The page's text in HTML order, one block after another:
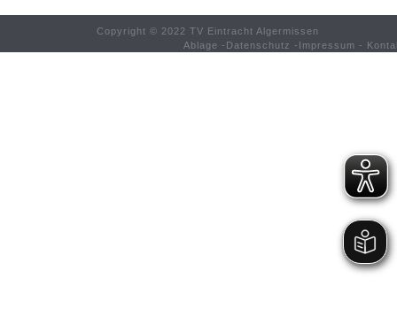
Copyright © 2022 TV Eintracht Algermissen
Ablage - Datenschutz - Impressum -